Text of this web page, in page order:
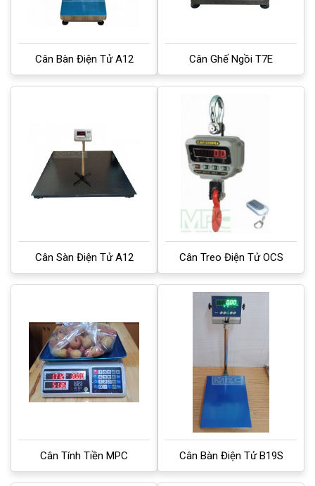
Cân Bàn Điện Tử A12 Cân Ghế Ngồi T7E
Cân Sàn Điện Tử A12 Cân Treo Điện Tử OCS
Cân Tính Tiền MPC Cân Bàn Điện Tử B19S